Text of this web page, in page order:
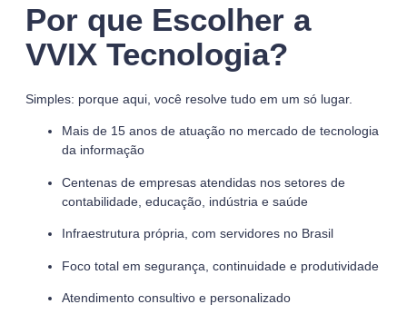
Por que Escolher a
VVIX Tecnologia?
Simples: porque aqui, você resolve tudo em um só lugar.
Mais de 15 anos de atuação no mercado de tecnologia
da informação
Centenas de empresas atendidas nos setores de
contabilidade, educação, indústria e saúde
Infraestrutura própria, com servidores no Brasil
Foco total em segurança, continuidade e produtividade
Atendimento consultivo e personalizado